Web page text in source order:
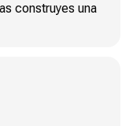
construyes una